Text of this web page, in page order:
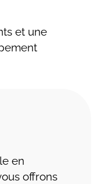
et une
en
offrons